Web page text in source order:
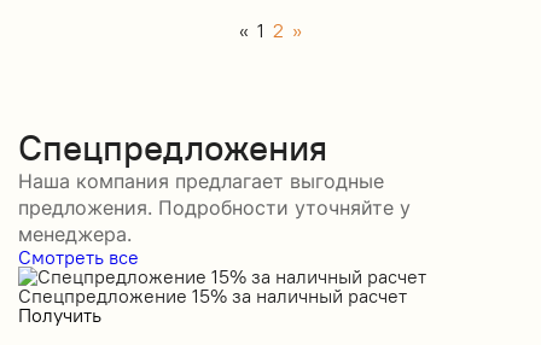
« 1 2 »
Спецпредложения
Наша компания предлагает выгодные
предложения. Подробности уточняйте у
менеджера.
Смотреть все
Спецпредложение 15% за наличный расчет
Получить